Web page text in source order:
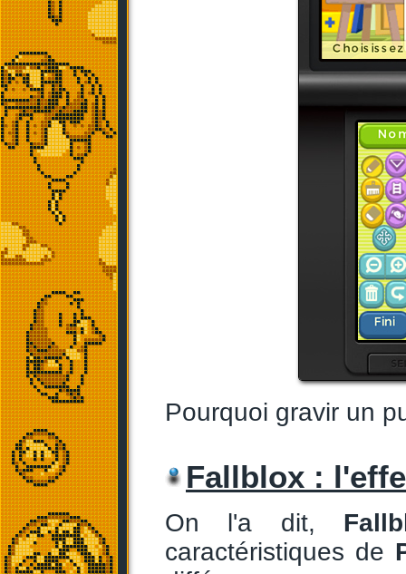
Pourquoi gravir un
Fallblox :
On l'a dit,
caractéristiques de